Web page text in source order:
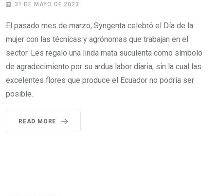
31 DE MAYO DE 2023
El pasado mes de marzo, Syngenta celebró el Día de la
mujer con las técnicas y agrónomas que trabajan en el
sector. Les regalo una linda mata suculenta como símbolo
de agradecimiento por su ardua labor diaria, sin la cual las
excelentes flores que produce el Ecuador no podría ser
posible.
READ MORE